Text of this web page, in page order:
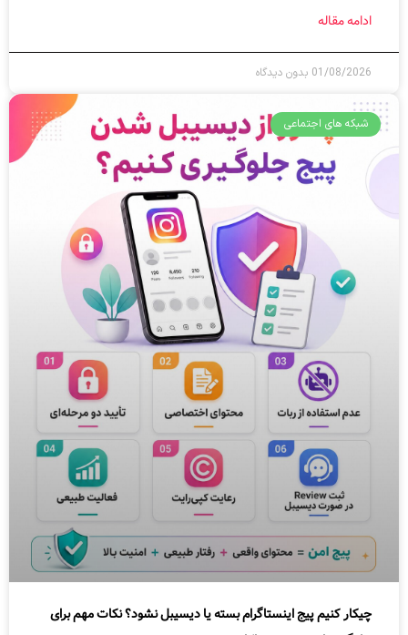
ادامه مقاله
01/08/2026 بدون دیدگاه
شبکه های اجتماعی
چیکار کنیم پیج اینستاگرام بسته یا دیسیبل نشود؟ نکات مهم برای